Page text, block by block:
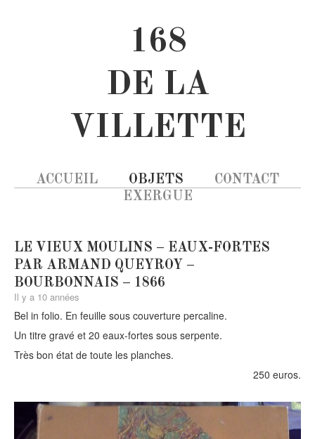
168
DE LA
VILLETTE
ACCUEIL OBJETS
CONTACT
EXERGUE
LE VIEUX MOULINS – EAUX-FORTES
PAR ARMAND QUEYROY –
BOURBONNAIS – 1866
Il y a 10 années
Bel in folio. En feuille sous couverture percaline.
Un titre gravé et 20 eaux-fortes sous serpente.
Très bon état de toute les planches.
250 euros.